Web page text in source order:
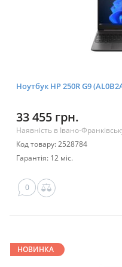
Ноутбук HP 250R G9
33 455 грн.
Наявність в Івано-
Код товару: 2528784
Гарантія: 12 міс.
0
НОВИНКА